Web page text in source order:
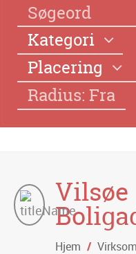
Kategori
Placering
Radius: Fra
Vilsøe
Hjem /